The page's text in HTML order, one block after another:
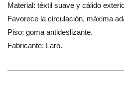
Material: téxtil suave y cálido
Favorece la circulación, máxima
Piso: goma antideslizante.
Fabricante: Laro.